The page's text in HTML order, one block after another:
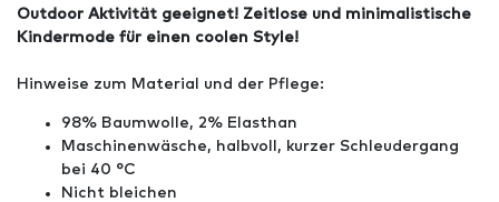
Outdoor Aktivität geeignet! Zeitlose und minimalistische
Kindermode für einen coolen Style!
Hinweise zum Material und der Pflege:
98% Baumwolle, 2% Elasthan
Maschinenwäsche, halbvoll, kurzer Schleudergang
bei 40 °C
Nicht bleichen